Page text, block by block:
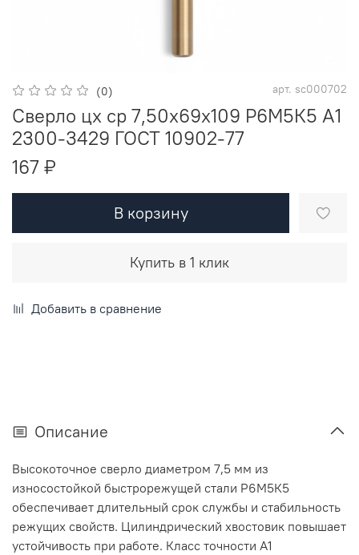
(0) арт. sc000702
Сверло цх ср 7,50х69х109 Р6М5К5 A1
2300-3429 ГОСТ 10902-77
167 ₽
В корзину
Купить в 1 клик
Добавить в сравнение
Описание
Высокоточное сверло диаметром 7,5 мм из
износостойкой быстрорежущей стали Р6М5К5
обеспечивает длительный срок службы и стабильность
режущих свойств. Цилиндрический хвостовик повышает
устойчивость при работе. Класс точности А1